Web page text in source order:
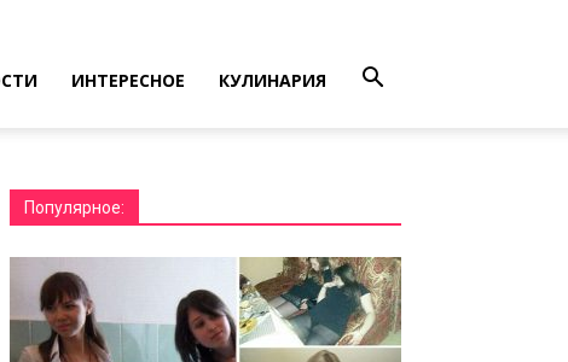
ИНТЕРЕСНОЕ КУЛИНАРИЯ
Популярное: